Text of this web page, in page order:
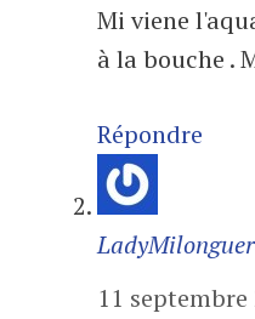
Mi viene
à la bouche .
Répondre
11